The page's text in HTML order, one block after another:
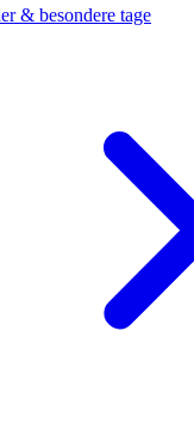
& besondere tage